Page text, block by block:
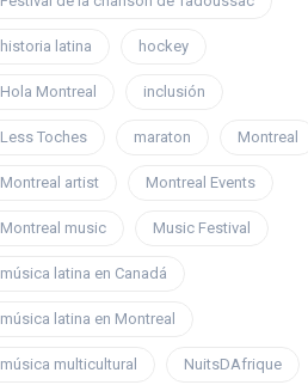
historia latina hockey
Hola Montreal inclusión
Less Toches maraton Montreal
Montreal artist Montreal Events
Montreal music Music Festival
música latina en Canadá
música latina en Montreal
música multicultural NuitsDAfrique